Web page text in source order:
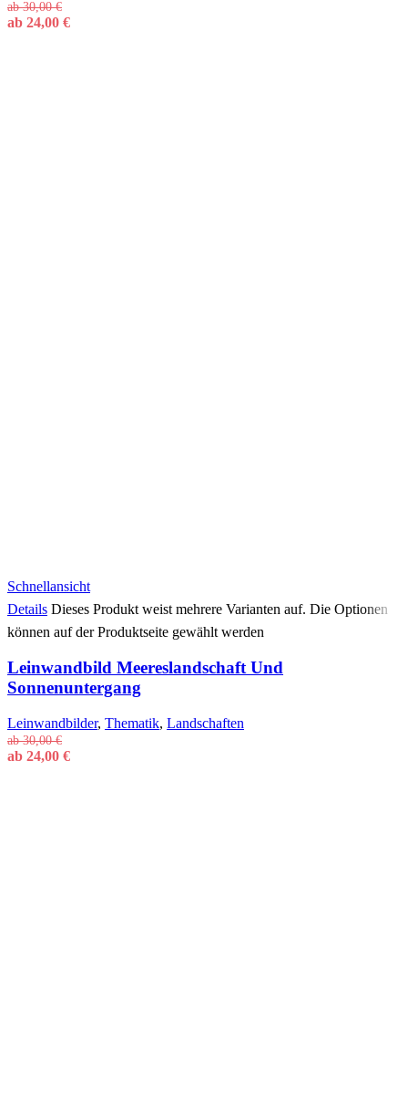
ab30,00€
ab 24,00 €
Schnellansicht
Details Dieses Produkt weist mehrere Varianten auf. Die Optionen
können auf der Produktseite gewählt werden
Leinwandbild Meereslandschaft Und
Sonnenuntergang
Leinwandbilder, Thematik, Landschaften
ab30,00€
ab 24,00 €